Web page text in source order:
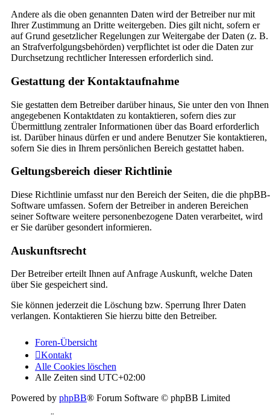
Andere als die oben genannten Daten wird der Betreiber nur mit
Ihrer Zustimmung an Dritte weitergeben. Dies gilt nicht, sofern er
auf Grund gesetzlicher Regelungen zur Weitergabe der Daten (z. B.
an Strafverfolgungsbehörden) verpflichtet ist oder die Daten zur
Durchsetzung rechtlicher Interessen erforderlich sind.
Gestattung der Kontaktaufnahme
Sie gestatten dem Betreiber darüber hinaus, Sie unter den von Ihnen
angegebenen Kontaktdaten zu kontaktieren, sofern dies zur
Übermittlung zentraler Informationen über das Board erforderlich
ist. Darüber hinaus dürfen er und andere Benutzer Sie kontaktieren,
sofern Sie dies in Ihrem persönlichen Bereich gestattet haben.
Geltungsbereich dieser Richtlinie
Diese Richtlinie umfasst nur den Bereich der Seiten, die die phpBB-
Software umfassen. Sofern der Betreiber in anderen Bereichen
seiner Software weitere personenbezogene Daten verarbeitet, wird
er Sie darüber gesondert informieren.
Auskunftsrecht
Der Betreiber erteilt Ihnen auf Anfrage Auskunft, welche Daten
über Sie gespeichert sind.
Sie können jederzeit die Löschung bzw. Sperrung Ihrer Daten
verlangen. Kontaktieren Sie hierzu bitte den Betreiber.
Foren-Übersicht
Kontakt
Alle Cookies löschen
Alle Zeiten sind UTC+02:00
Powered by phpBB® Forum Software © phpBB Limited